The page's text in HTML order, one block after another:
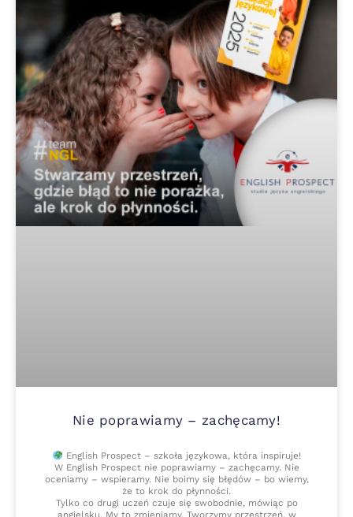
Nie poprawiamy – zachęcamy!
English Prospect – szkoła językowa, która inspiruje!
W English Prospect nie poprawiamy – zachęcamy. Nie
oceniamy – wspieramy. Nie boimy się błędów – bo wiemy,
że to krok do płynności.
Tylko co drugi uczeń czuje się swobodnie, mówiąc po
angielsku. My to zmieniamy. Tworzymy przestrzeń, w